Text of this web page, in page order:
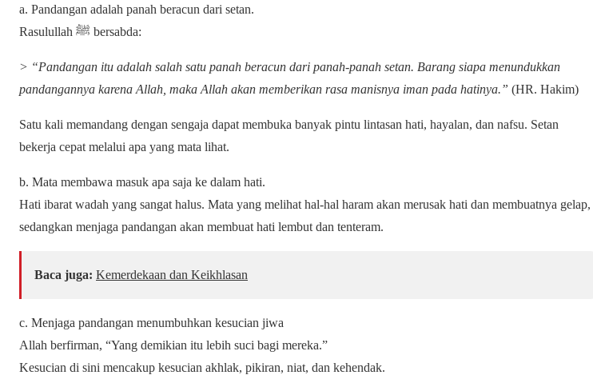
a. Pandangan adalah panah beracun dari setan.
Rasulullah ﷺ bersabda:
> “Pandangan itu adalah salah satu panah beracun dari panah-panah setan. Barang siapa menundukkan
pandangannya karena Allah, maka Allah akan memberikan rasa manisnya iman pada hatinya.” (HR. Hakim)
Satu kali memandang dengan sengaja dapat membuka banyak pintu lintasan hati, hayalan, dan nafsu. Setan
bekerja cepat melalui apa yang mata lihat.
b. Mata membawa masuk apa saja ke dalam hati.
Hati ibarat wadah yang sangat halus. Mata yang melihat hal-hal haram akan merusak hati dan membuatnya gelap,
sedangkan menjaga pandangan akan membuat hati lembut dan tenteram.
Baca juga: Kemerdekaan dan Keikhlasan
c. Menjaga pandangan menumbuhkan kesucian jiwa
Allah berfirman, “Yang demikian itu lebih suci bagi mereka.”
Kesucian di sini mencakup kesucian akhlak, pikiran, niat, dan kehendak.